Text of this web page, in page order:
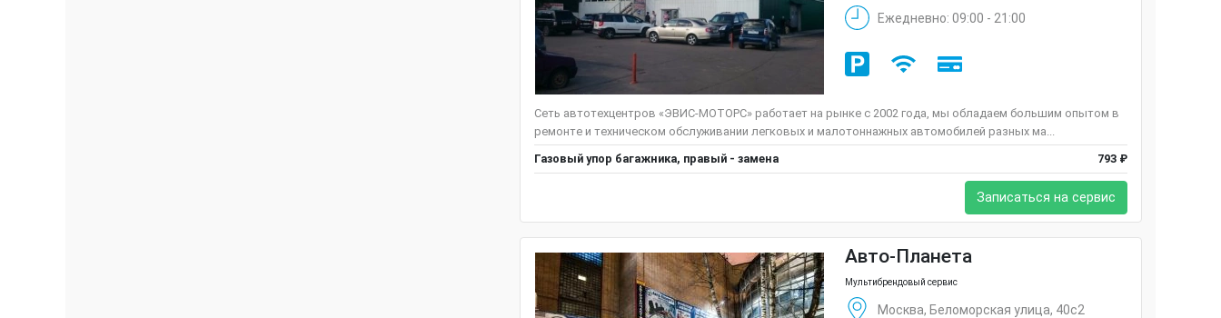
Ежедневно: 09:00 - 21:00
Сеть автотехцентров «ЭВИС-МОТОРС» работает на рынке c 2002 года, мы обладаем большим опытом в
ремонте и техническом обслуживании легковых и малотоннажных автомобилей разных ма...
Газовый упор багажника, правый - замена
793 ₽
Записаться на сервис
Авто-Планета
Мультибрендовый сервис
Москва, Беломорская улица, 40с2